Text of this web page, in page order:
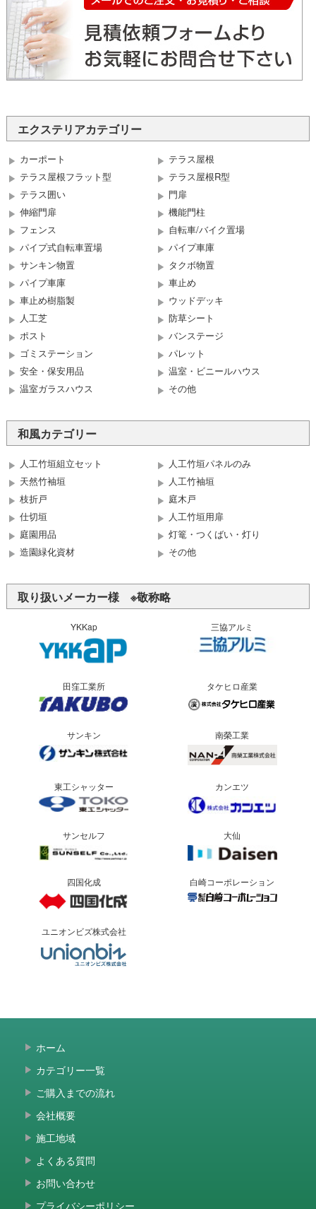
エクステリアカテゴリー
カーポート
テラス屋根
テラス屋根フラット型
テラス屋根R型
テラス囲い
門扉
伸縮門扉
機能門柱
フェンス
自転車/バイク置場
パイプ式自転車置場
パイプ車庫
サンキン物置
タクボ物置
パイプ車庫
車止め
車止め樹脂製
ウッドデッキ
人工芝
防草シート
ポスト
バンステージ
ゴミステーション
パレット
安全・保安用品
温室・ビニールハウス
温室ガラスハウス
その他
和風カテゴリー
人工竹垣組立セット
人工竹垣パネルのみ
天然竹袖垣
人工竹袖垣
枝折戸
庭木戸
仕切垣
人工竹垣用扉
庭園用品
灯篭・つくばい・灯り
造園緑化資材
その他
取り扱いメーカー様 ※敬称略
YKKap 三協アルミ
田窪工業所 タケヒロ産業
サンキン 南榮工業
東工シャッター カンエツ
サンセルフ 大仙
四国化成 白崎コーポレーション
ユニオンビズ株式会社
ホーム
カテゴリー一覧
ご購入までの流れ
会社概要
施工地域
よくある質問
お問い合わせ
プライバシーポリシー